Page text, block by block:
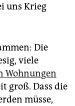
uns Krieg
Die
viele
Wohnungen
groß. Dass die
müsse,